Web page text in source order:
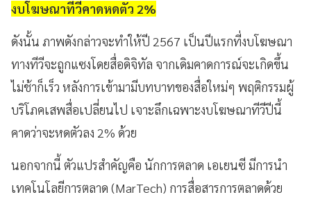
งบโฆษณาทีวีคาดหดตัว 2%
ดังนั้น ภาพดังกล่าวจะทำให้ปี 2567 เป็นปีแรกที่งบโฆษณา
ทางทีวีจะถูกแซงโดยสื่อดิจิทัล จากเดิมคาดการณ์จะเกิดขึ้น
ไม่ช้าก็เร็ว หลังการเข้ามามีบทบาทของสื่อใหม่ๆ พฤติกรรมผู้
บริโภคเสพสื่อเปลี่ยนไป เจาะลึกเฉพาะงบโฆษณาทีวีปีนี้
คาดว่าจะหดตัวลง 2% ด้วย
นอกจากนี้ ตัวแปรสำคัญคือ นักการตลาด เอเยนซี มีการนำ
เทคโนโลยีการตลาด (MarTech) การสื่อสารการตลาดด้วย